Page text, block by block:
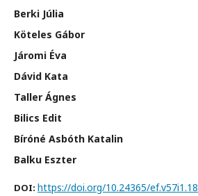
Berki Júlia
Köteles Gábor
Járomi Éva
Dávid Kata
Taller Ágnes
Bilics Edit
Bíróné Asbóth Katalin
Balku Eszter
DOI: https://doi.org/10.24365/ef.v57i1.18